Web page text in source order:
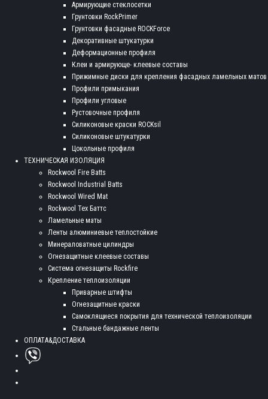
Армирующие стеклосетки
Грунтовки RockPrimer
Грунтовки фасадные ROCKForce
Декоративные штукатурки
Деформационные профиля
Клеи и армирующе- клеевые составы
Прижимные диски для крепления фасадных ламельных матов
Профили примыкания
Профили угловые
Рустовочные профиля
Силиконовые краски ROCKsil
Силиконовые штукатурки
Цокольные профиля
ТЕХНИЧЕСКАЯ ИЗОЛЯЦИЯ
Rockwool Fire Batts
Rockwool Industrial Batts
Rockwool Wired Mat
Rockwool Тех Баттс
Ламельные маты
Ленты алюминиевые теплостойкие
Минераловатные цилиндры
Огнезащитные клеевые составы
Система огнезащиты Rockfire
Крепление теплоизоляции
Приварные штифты
Огнезащитные краски
Самоклящиеся покрытия для технической теплоизоляции
Стальные бандажные ленты
ОПЛАТА&ДОСТАВКА